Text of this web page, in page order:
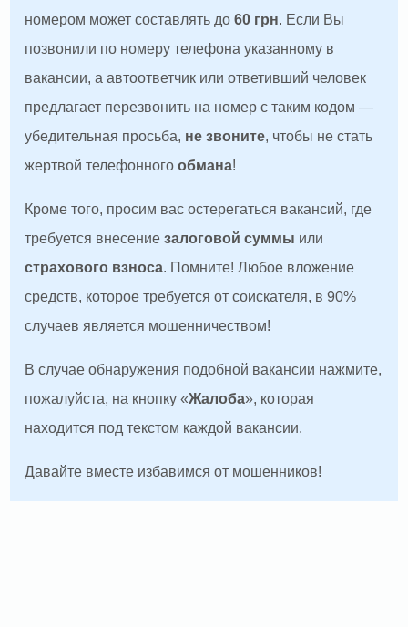
номером может составлять до60 грн. Если Вы
позвонили по номеру телефона указанному в
вакансии, а автоответчик или ответивший человек
предлагает перезвонить на номер с таким кодом —
убедительная просьба, не звоните, чтобы не стать
жертвой телефонногообмана!
Кроме того, просим вас остерегаться вакансий, где
требуется внесениезалоговой суммы или
страхового взноса. Помните! Любое вложение
средств, которое требуется от соискателя, в 90%
случаев является мошенничеством!
В случае обнаружения подобной вакансии нажмите,
пожалуйста, на кнопку «Жалоба», которая
находится под текстом каждой вакансии.
Давайте вместе избавимся от мошенников!